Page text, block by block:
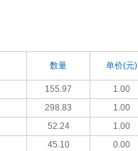
数量 单价(元)
155.97 1.00
298.83 1.00
52.24 1.00
45.10 0.00